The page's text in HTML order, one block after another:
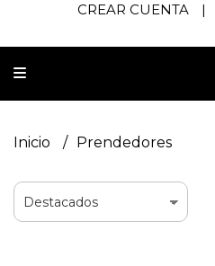
CREAR CUENTA
Inicio Prendedores